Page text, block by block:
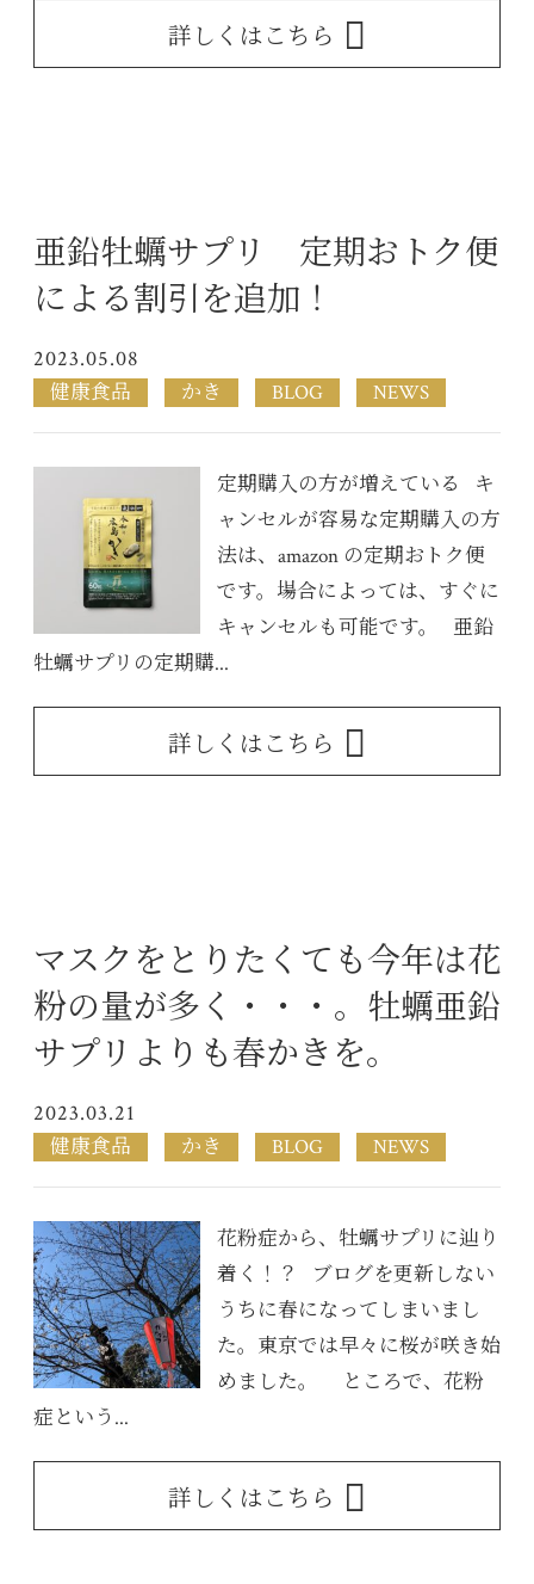
詳しくはこちら
亜鉛牡蠣サプリ 定期おトク便
による割引を追加！
2023.05.08
健康食品 かき BLOG NEWS
定期購入の方が増えている キ
ャンセルが容易な定期購入の方
法は、amazon の定期おトク便
です。場合によっては、すぐに
キャンセルも可能です。 亜鉛
牡蠣サプリの定期購...
詳しくはこちら
マスクをとりたくても今年は花
粉の量が多く・・・。牡蠣亜鉛
サプリよりも春かきを。
2023.03.21
健康食品 かき BLOG NEWS
花粉症から、牡蠣サプリに辿り
着く！？ ブログを更新しない
うちに春になってしまいまし
た。東京では早々に桜が咲き始
めました。 ところで、花粉
症という...
詳しくはこちら